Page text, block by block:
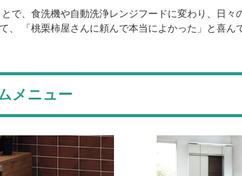
で、食洗機や自動洗浄レンジフードに変わり、日々
「桃栗柿屋さんに頼んで本当によかった」と喜ん
メニュー